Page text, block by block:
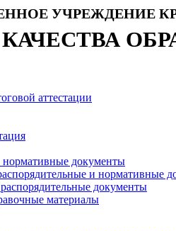
УЧРЕЖДЕНИЕ
аттестации
нормативные документы
и нормативные
документы
материалы